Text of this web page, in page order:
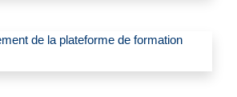
de la plateforme de formation